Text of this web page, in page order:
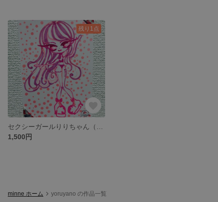
残り1点
1,500円
minne ホーム yoruyano の作品一覧